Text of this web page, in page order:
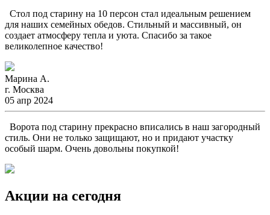
Стол под старину на 10 персон стал идеальным решением
для наших семейных обедов. Стильный и массивный, он
создает атмосферу тепла и уюта. Спасибо за такое
великолепное качество!
Марина А.
г. Москва
05 апр 2024
Ворота под старину прекрасно вписались в наш загородный
стиль. Они не только защищают, но и придают участку
особый шарм. Очень довольны покупкой!
Акции на сегодня